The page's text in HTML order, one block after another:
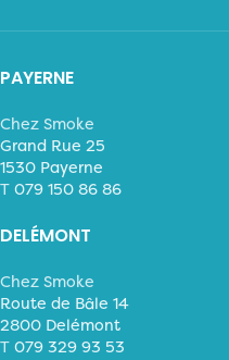
PAYERNE
Chez Smoke
Grand Rue 25
1530 Payerne
T 079 150 86 86
DELÉMONT
Chez Smoke
Route de Bâle 14
2800 Delémont
T 079 329 93 53